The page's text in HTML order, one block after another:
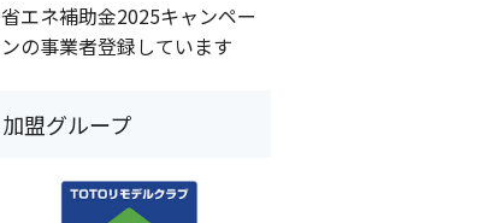
省エネ補助金2025キャンペー
ンの事業者登録しています
加盟グループ